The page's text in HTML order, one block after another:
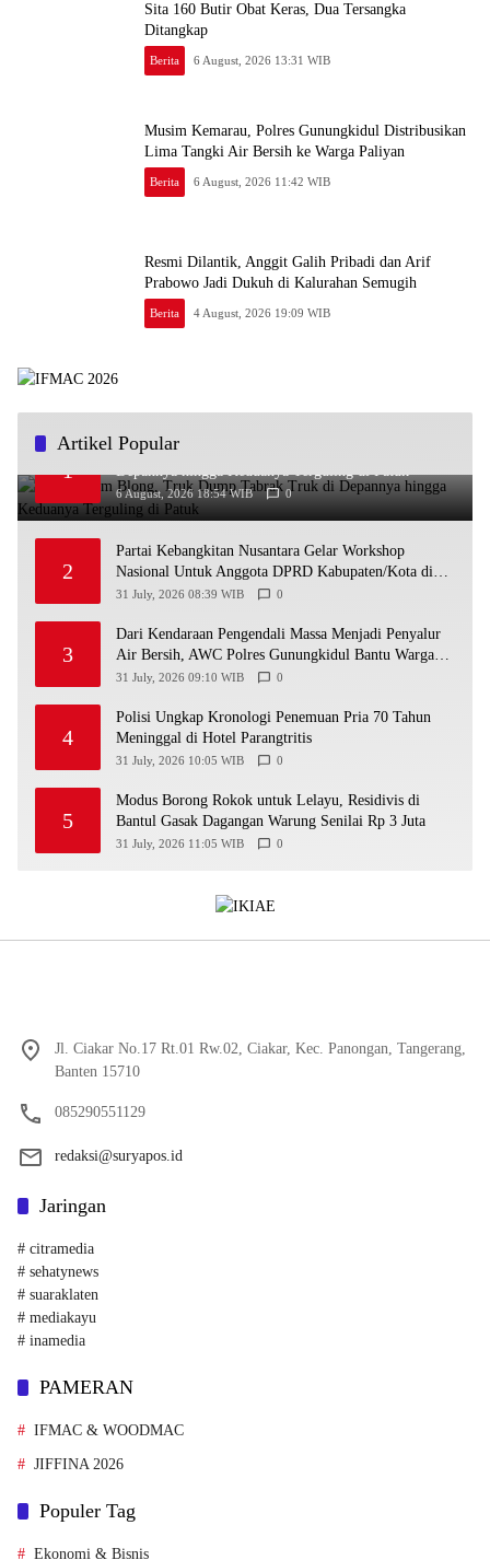
Sita 160 Butir Obat Keras, Dua Tersangka
Ditangkap
Berita 6 August, 2026 13:31 WIB
Musim Kemarau, Polres Gunungkidul Distribusikan
Lima Tangki Air Bersih ke Warga Paliyan
Berita 6 August, 2026 11:42 WIB
Resmi Dilantik, Anggit Galih Pribadi dan Arif
Prabowo Jadi Dukuh di Kalurahan Semugih
Berita 4 August, 2026 19:09 WIB
Artikel Popular
1
Diduga Rem Blong, Truk Dump Tabrak Truk di
Depannya hingga Keduanya Terguling di Patuk
6 August, 2026 18:54 WIB 0
2
Partai Kebangkitan Nusantara Gelar Workshop
Nasional Untuk Anggota DPRD Kabupaten/Kota di
Yogyakarta
31 July, 2026 08:39 WIB 0
3
Dari Kendaraan Pengendali Massa Menjadi Penyalur
Air Bersih, AWC Polres Gunungkidul Bantu Warga
Kekeringan
31 July, 2026 09:10 WIB 0
4
Polisi Ungkap Kronologi Penemuan Pria 70 Tahun
Meninggal di Hotel Parangtritis
31 July, 2026 10:05 WIB 0
5
Modus Borong Rokok untuk Lelayu, Residivis di
Bantul Gasak Dagangan Warung Senilai Rp 3 Juta
31 July, 2026 11:05 WIB 0
Jl. Ciakar No.17 Rt.01 Rw.02, Ciakar, Kec. Panongan, Tangerang,
Banten 15710
085290551129
redaksi@suryapos.id
Jaringan
# citramedia
# sehatynews
# suaraklaten
# mediakayu
# inamedia
PAMERAN
IFMAC & WOODMAC
JIFFINA 2026
Populer Tag
Ekonomi & Bisnis